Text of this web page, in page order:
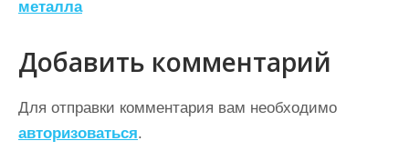
и
г
а
ц
и
металла
Добавить комментарий
Для отправки комментария вам необходимо
авторизоваться.